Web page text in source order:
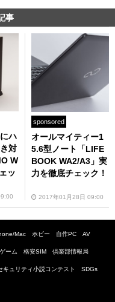
事
ハ
対
W
ッ
sponsored
オールマイティー1
5.6型ノート「LIFE
BOOK WA2/A3」実
力を徹底チェック！
2017年01月28日 09:00
Mac ホビー 自作PC AV
ゲーム 格安SIM 倶楽部情報局
キュリティ小説コンテスト SDGs